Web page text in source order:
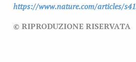
https://www.nature.com/articles/
© RIPRODUZIONE RISERVATA